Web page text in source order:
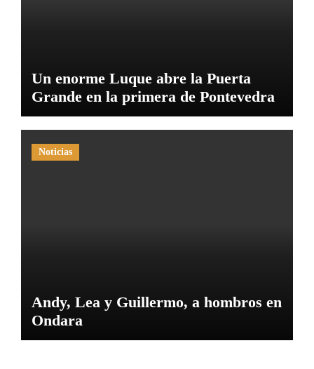
Un enorme Luque abre la Puerta
Grande en la primera de Pontevedra
Noticias
Andy, Lea y Guillermo, a hombros en
Ondara